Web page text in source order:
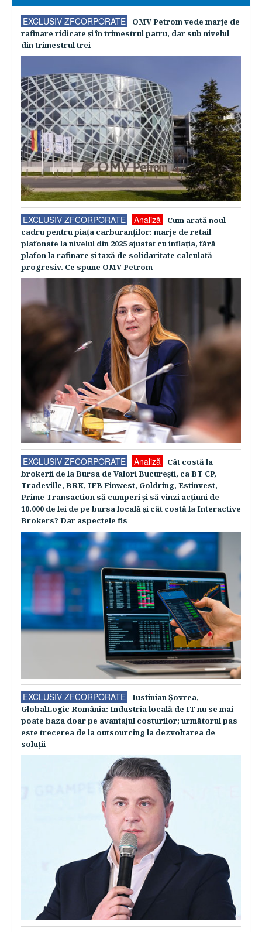
EXCLUSIV ZFCORPORATE
OMV Petrom vede marje de
rafinare ridicate şi în trimestrul patru, dar sub nivelul
din trimestrul trei
EXCLUSIV ZFCORPORATE Analiză
Cum arată noul
cadru pentru piaţa carburanţilor: marje de retail
plafonate la nivelul din 2025 ajustat cu inflaţia, fără
plafon la rafinare şi taxă de solidaritate calculată
progresiv. Ce spune OMV Petrom
EXCLUSIV ZFCORPORATE Analiză
Cât costă la
brokerii de la Bursa de Valori Bucureşti, ca BT CP,
Tradeville, BRK, IFB Finwest, Goldring, Estinvest,
Prime Transaction să cumperi şi să vinzi acţiuni de
10.000 de lei de pe bursa locală şi cât costă la Interactive
Brokers? Dar aspectele fis
EXCLUSIV ZFCORPORATE
Iustinian Şovrea,
GlobalLogic România: Industria locală de IT nu se mai
poate baza doar pe avantajul costurilor; următorul pas
este trecerea de la outsourcing la dezvoltarea de
soluţii